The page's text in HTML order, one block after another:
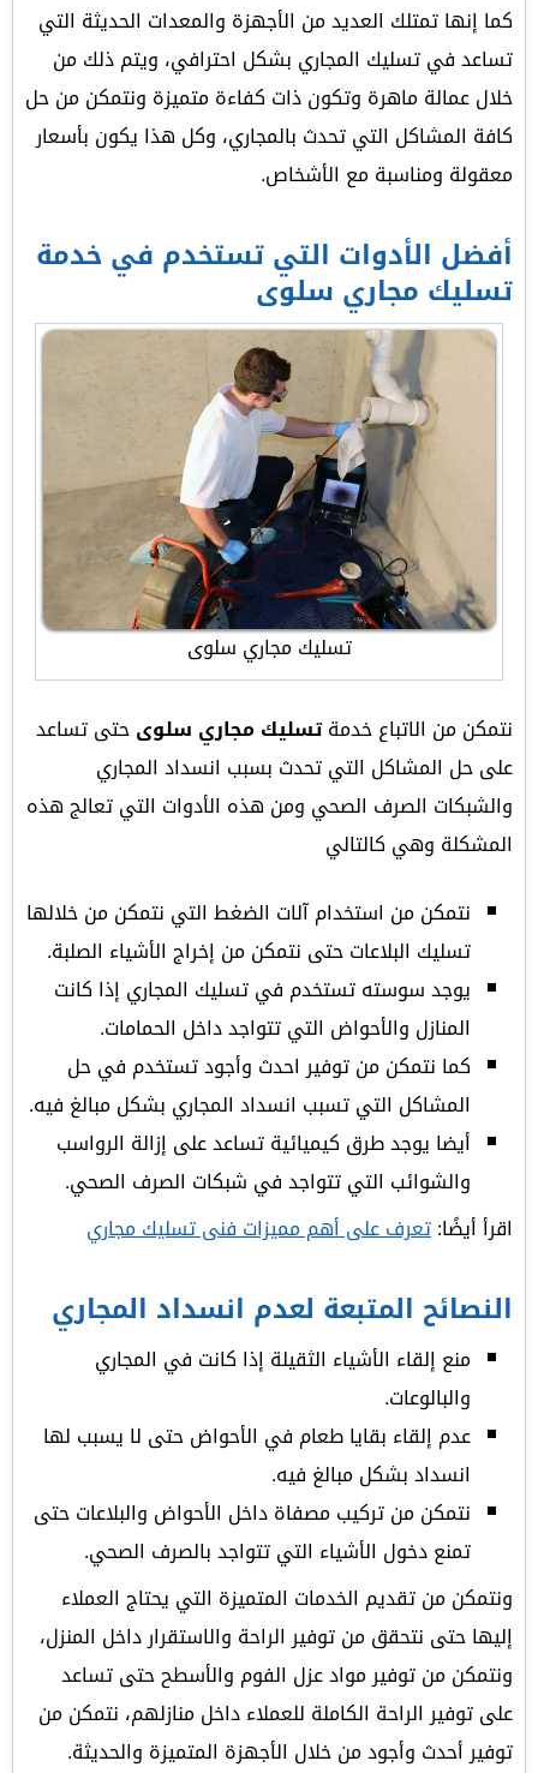
كما إنها تمتلك العديد من الأجهزة والمعدات الحديثة التي
تساعد في تسليك المجاري بشكل احترافي، ويتم ذلك من
خلال عمالة ماهرة وتكون ذات كفاءة متميزة ونتمكن من حل
كافة المشاكل التي تحدث بالمجاري، وكل هذا يكون بأسعار
معقولة ومناسبة مع الأشخاص.
أفضل الأدوات التي تستخدم في خدمة
تسليك مجاري سلوى
تسليك مجاري سلوى
نتمكن من الاتباع خدمةتسليك مجاري سلوىحتى تساعد
على حل المشاكل التي تحدث بسبب انسداد المجاري
والشبكات الصرف الصحي ومن هذه الأدوات التي تعالج هذه
المشكلة وهي كالتالي
نتمكن من استخدام آلات الضغط التي نتمكن من خلالها
تسليك البلاعات حتى نتمكن من إخراج الأشياء الصلبة.
يوجد سوسته تستخدم في تسليك المجاري إذا كانت
المنازل والأحواض التي تتواجد داخل الحمامات.
كما نتمكن من توفير احدث وأجود تستخدم في حل
المشاكل التي تسبب انسداد المجاري بشكل مبالغ فيه.
أيضا يوجد طرق كيميائية تساعد على إزالة الرواسب
والشوائب التي تتواجد في شبكات الصرف الصحي.
اقرأ أيضًا:تعرف على أهم مميزات فنى تسليك مجاري
النصائح المتبعة لعدم انسداد المجاري
منع إلقاء الأشياء الثقيلة إذا كانت في المجاري
والبالوعات.
عدم إلقاء بقايا طعام في الأحواض حتى لا يسبب لها
انسداد بشكل مبالغ فيه.
نتمكن من تركيب مصفاة داخل الأحواض والبلاعات حتى
تمنع دخول الأشياء التي تتواجد بالصرف الصحي.
ونتمكن من تقديم الخدمات المتميزة التي يحتاج العملاء
إليها حتى نتحقق من توفير الراحة والاستقرار داخل المنزل،
ونتمكن من توفير مواد عزل الفوم والأسطح حتى تساعد
على توفير الراحة الكاملة للعملاء داخل منازلهم، نتمكن من
توفير أحدث وأجود من خلال الأجهزة المتميزة والحديثة.